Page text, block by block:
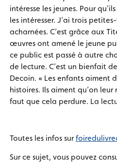
intéresse les jeunes. Pour
les intéresser. J’ai trois
acharnées. C’est grâce aux
œuvres ont amené le jeune
ce public est passé à autre
de lecture. C’est un bienfait
Decoin. « Les enfants aiment
histoires. Ils aiment qu’on
faut que cela perdure. La
Toutes les infos sur
Sur ce sujet, vous pouvez